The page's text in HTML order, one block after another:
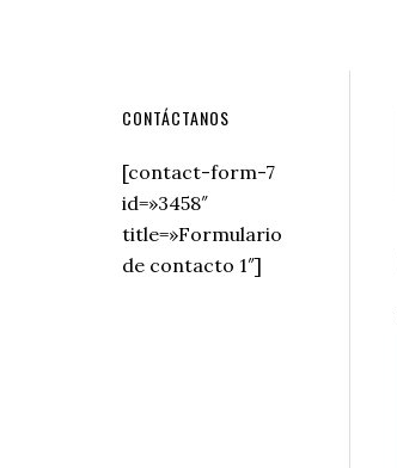
Secondary
Sidebar
CONTÁCTANOS
[contact-form-7
id=»3458″
title=»Formulario
de contacto 1″]